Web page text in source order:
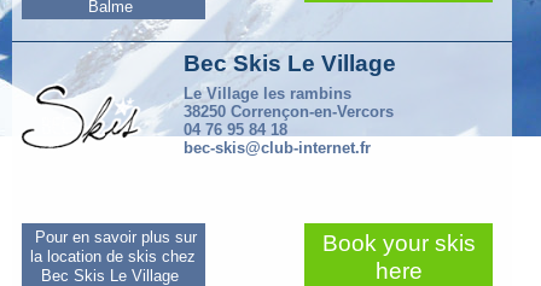
Balme
Bec Skis Le Village
Le Village les rambins
38250 Corrençon-en-Vercors
04 76 95 84 18
bec-skis@club-internet.fr
Pour en savoir plus sur
la location de skis chez
Bec Skis Le Village
Book your skis
here